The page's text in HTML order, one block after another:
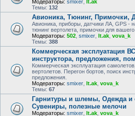
Модераторы: smixer lt.ak
Темы: 132
Авионика, Тюнинг, Примочки,
Авионика, приборы, датчики ЛА, GPS -
тюнинг вертолета, примочки для
Модераторы: 502 smixer lt.ak vova_k
Темы: 388
Коммерческая эксплуатация
инструктора, предложения,
Коммерческая эксплуатация
вертолетов. Перегон бортов, поиск
предложения.
Модераторы: smixer lt.ak vova_k
Темы: 67
Гарнитуры и шлемы, Одежда и
Сувениры, полезные мелочи
Модераторы: smixer lt.ak vova_k